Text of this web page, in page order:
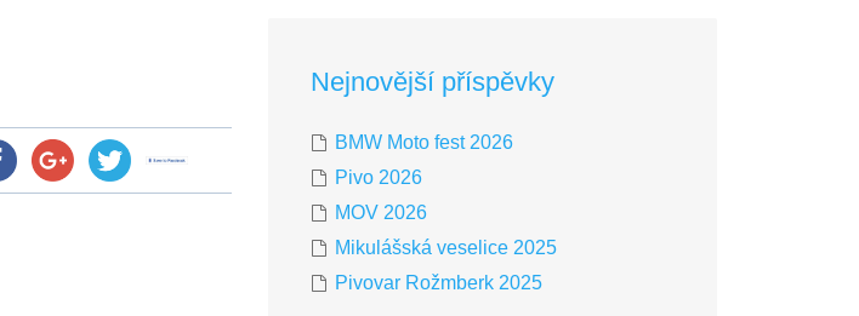
Nejnovější příspěvky
BMW Moto fest 2026
Pivo 2026
MOV 2026
Mikulášská veselice 2025
Pivovar Rožmberk 2025